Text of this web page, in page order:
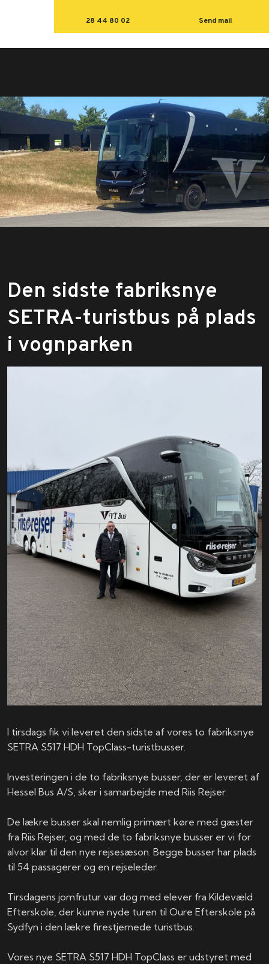
28 44 80 02 Send mail
Den sidste fabriksnye
SETRA-turistbus på plads
i vognparken
I tirsdags fik vi leveret den sidste af vores to fabriksnye
SETRA S517 HDH TopClass-turistbusser.
Investeringen i de to fabriksnye busser, der er leveret af
Hessel Bus A/S, sker i samarbejde med Riis Rejser.
De lækre busser skal nemlig primært køre med gæster
fra Riis Rejser, og med de to fabriksnye busser er vi for
alvor klar til den nye rejsesæson. Begge busser har plads
til 54 passagerer og en rejseleder.
Tirsdagens jomfrutur var dog med elever fra Kildevæld
Efterskole, der kunne nyde turen til Oure Efterskole på
Sydfyn i den lækre firestjernede turistbus.
Vores nye SETRA S517 HDH TopClass er udstyret med